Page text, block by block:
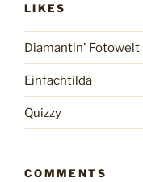
LIKES
Diamantin' Fotowelt
Einfachtilda
Quizzy
COMMENTS